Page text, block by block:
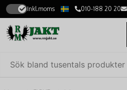
Inkl.moms 010-188 20 20